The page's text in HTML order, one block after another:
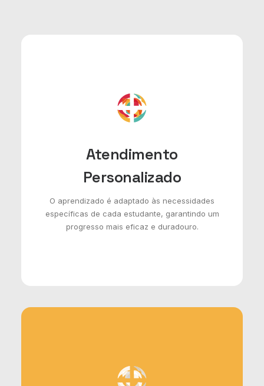
Atendimento
Personalizado
O aprendizado é adaptado às necessidades
específicas de cada estudante, garantindo um
progresso mais eficaz e duradouro.